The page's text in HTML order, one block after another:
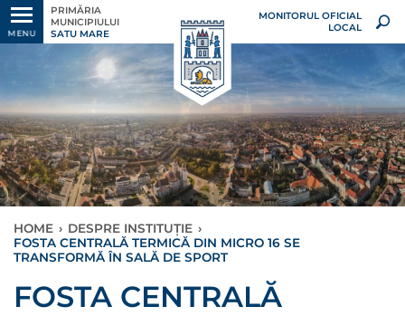
MENU
PRIMĂRIA
MUNICIPIULUI
SATU MARE
MONITORUL OFICIAL
LOCAL
HOME › DESPRE INSTITUȚIE ›
FOSTA CENTRALĂ TERMICĂ DIN MICRO 16 SE
TRANSFORMĂ ÎN SALĂ DE SPORT
FOSTA CENTRALĂ